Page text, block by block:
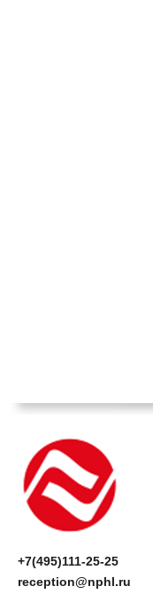
+7(495)111-25-25
reception@nphl.ru